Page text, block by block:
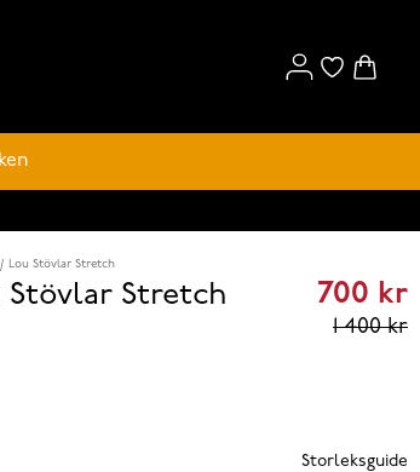
Lou Stövlar Stretch
Stövlar Stretch
Current
700 kr
1 400 kr
Storleksguide